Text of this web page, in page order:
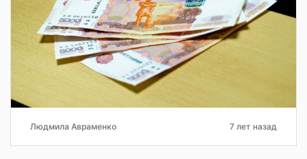
Людмила Авраменко 7 лет назад